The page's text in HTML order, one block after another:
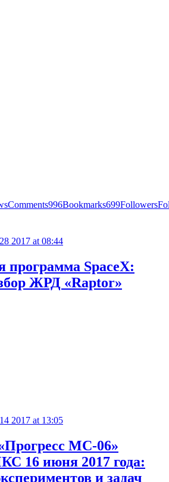
Comments996Bookmarks699Followers
2017 at 08:44
программа SpaceX:
ЖРД «Raptor»
2017 at 13:05
МС-06»
16 июня 2017 года:
и задач